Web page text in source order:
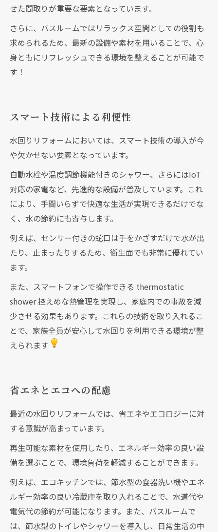
せた間取りが重要な要素となっています。
さらに、バスルームではリラックス空間としての役割も
求められるため、最新の設備や素材を用いることで、心
身ともにリフレッシュできる環境を整えることが可能で
す！
スマート技術による利便性
水回りリフォームにおいては、スマート技術の導入が今
や欠かせない要素となっています。
自動水栓や温度調節機能付きのシャワー、さらにはIoT
対応の家電など、先進的な設備が普及しています。これ
により、手間いらずで快適な生活が実現できるだけでな
く、水の節約にも寄与します。
例えば、センサー付きの蛇口は手をかざすだけで水が出
たり、止まったりするため、衛生面でも非常に優れてい
ます。
また、スマートフォンで操作できる thermostatic
shower 控えめな熱管理を実現し、家庭内での事故を減
少させる効果もあります。これらの技術を取り入れるこ
とで、家族全員が安心して水回りを利用できる環境が整
えられます
省エネとエコへの配慮
最近の水回りリフォームでは、省エネやエコロジーに対
する意識が高まっています。
再生可能な素材を使用したり、エネルギー効率の良い設
備を選ぶことで、環境負荷を軽減することができます。
例えば、エコキッチンでは、節水型の食器洗い機やエネ
ルギー効率の良い冷蔵庫を取り入れることで、水道代や
電気代の節約が可能になります。また、バスルームで
は、節水型のトイレやシャワーを導入し、日常生活の中